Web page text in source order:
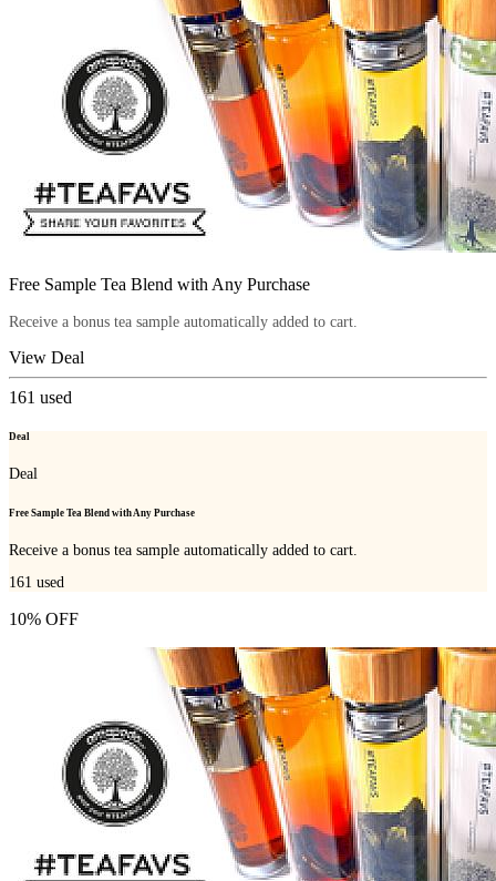
Free Sample Tea Blend with Any Purchase
Receive a bonus tea sample automatically added to cart.
View Deal
161 used
Deal
Deal
Free Sample Tea Blend with Any Purchase
Receive a bonus tea sample automatically added to cart.
161 used
10% OFF